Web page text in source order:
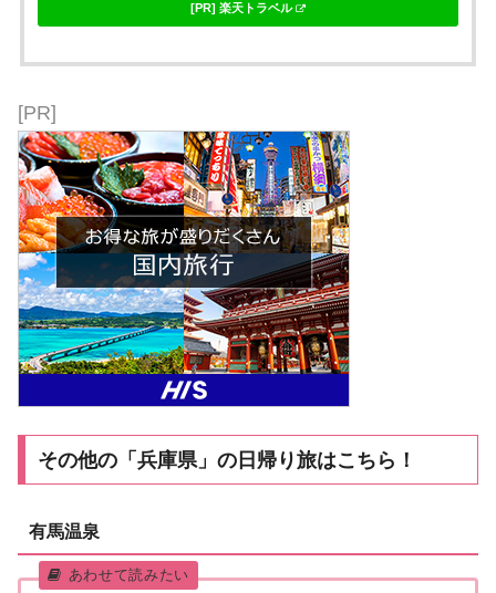
[PR] 楽天トラベル
[PR]
その他の「兵庫県」の日帰り旅はこちら！
有馬温泉